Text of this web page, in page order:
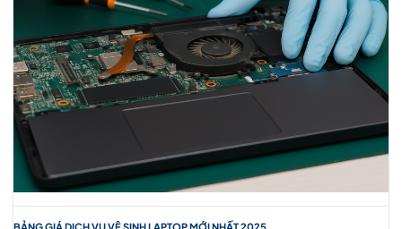
BẢNG GIÁ DỊCH VỤ VỆ SINH LAPTOP MỚI NHẤT 2025